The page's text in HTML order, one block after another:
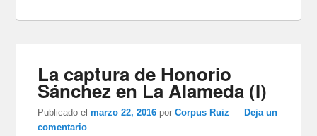
La captura de Honorio
Sánchez en La Alameda (I)
Publicado el marzo 22, 2016 porCorpus Ruiz — Deja un
comentario